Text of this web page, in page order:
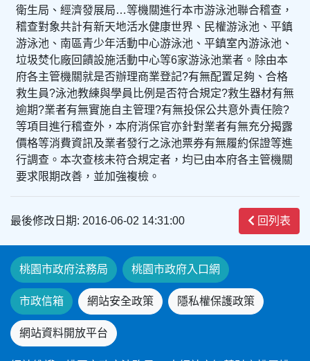
衛生局、經濟發展局…等機關進行本市游泳池聯合稽查，
稽查對象共計有新天地活水健康世界、民權游泳池、平鎮
游泳池、南區青少年活動中心游泳池、平鎮室內游泳池、
垃圾焚化廠回饋設施活動中心等6家游泳池業者。除由本
府各主管機關就是否辦理商業登記?有無配置足夠、合格
救生員?泳池教練與學員比例是否符合規定?救生器材有無
逾期?業者有無實施自主管理?有無投保公共意外責任險?
等項目進行稽查外，本府消保官亦針對業者有無充分揭露
價格等消費資訊及業者發行之泳池票券有無履約保證等進
行調查。本次查核未符合規定者，均已由本府各主管機關
要求限期改善，並加強複檢。
最後修改日期: 2016-06-02 14:31:00 回列表
桃園市政府法務局 桃園市政府入口網
市政信箱 網站安全政策 隱私權保護政策
網站資料開放平台